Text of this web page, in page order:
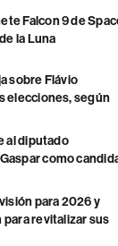
Falcon 9 de
la Luna
sobre Flávio
elecciones, según
al diputado
como
para 2026 y
revitalizar sus